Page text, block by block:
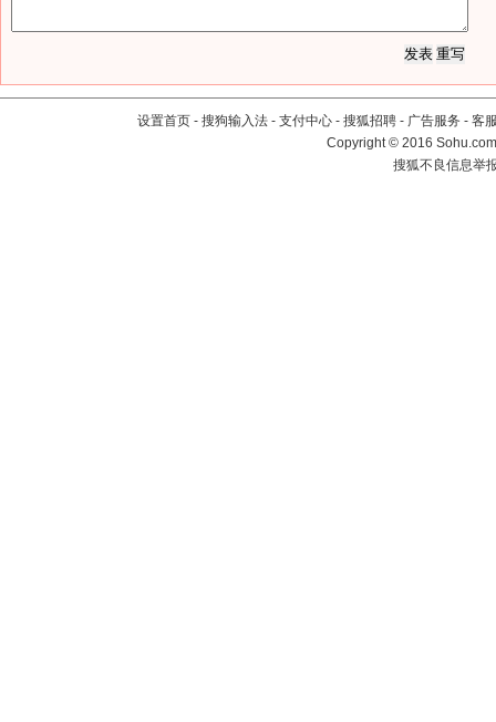
设置首页 - 搜狗输入法 - 支付中心 - 搜狐招聘 - 广告服务 - 客
Copyright©2016
搜狐不良信息举